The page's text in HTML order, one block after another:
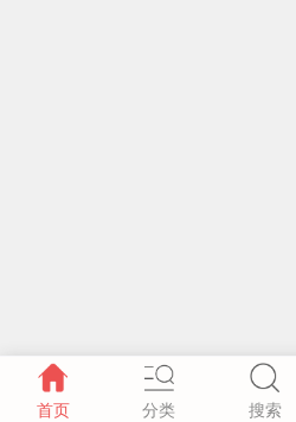
首页 分类 搜索